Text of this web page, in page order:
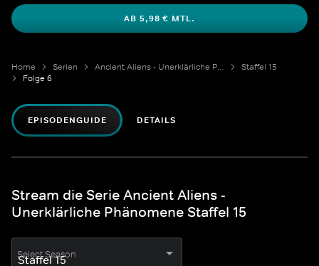
AB 5,98 € MTL.
Home Serien Ancient Aliens - Unerklärliche Phänomene
Staffel 15
Folge 6
EPISODENGUIDE DETAILS
Stream die Serie Ancient Aliens -
Unerklärliche Phänomene Staffel 15
Select Season